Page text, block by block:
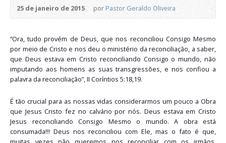
25 de janeiro de 2015 porPastor Geraldo Oliveira
“Ora, tudo provém de Deus, que nos reconciliou Consigo Mesmo
por meio de Cristo e nos deu o ministério da reconciliação, a saber,
que Deus estava em Cristo reconciliando Consigo o mundo, não
imputando aos homens as suas transgressões, e nos confiou a
palavra da reconciliação”, II Coríntios 5:18,19.
É tão crucial para as nossas vidas considerarmos um pouco a Obra
que Jesus Cristo fez no calvário por nós. Deus estava em Cristo
Jesus reconciliando Consigo Mesmo o mundo. A obra está
consumada!!! Deus nos reconciliou com Ele, mas o fato é que,